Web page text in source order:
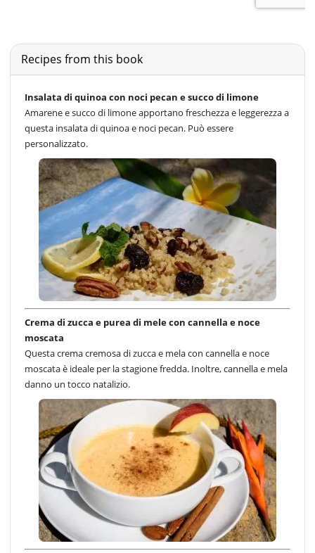
Recipes from this book
Insalata di quinoa con noci pecan e succo di limone
Amarene e succo di limone apportano freschezza e leggerezza a
questa insalata di quinoa e noci pecan. Può essere
personalizzato.
Crema di zucca e purea di mele con cannella e noce
moscata
Questa crema cremosa di zucca e mela con cannella e noce
moscata è ideale per la stagione fredda. Inoltre, cannella e mela
danno un tocco natalizio.